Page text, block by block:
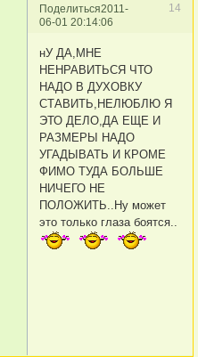
Поделиться 14
2011-
06-01 20:14:06
нУ ДА,МНЕ
НЕНРАВИТЬСЯ ЧТО
НАДО В ДУХОВКУ
СТАВИТЬ,НЕЛЮБЛЮ Я
ЭТО ДЕЛО,ДА ЕЩЕ И
РАЗМЕРЫ НАДО
УГАДЫВАТЬ И КРОМЕ
ФИМО ТУДА БОЛЬШЕ
НИЧЕГО НЕ
ПОЛОЖИТЬ..Ну может
это только глаза боятся..